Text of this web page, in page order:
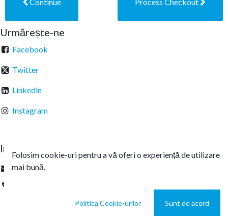
Urmărește-ne
Facebook
Twitter
Linkedin
Instagram
Intrați în legătură
office@sterachemicals.ro
Folosim cookie-uri pentru a vă oferi o experiență de utilizare
mai bună.
Politica Cookie-urilor Sunt de acord